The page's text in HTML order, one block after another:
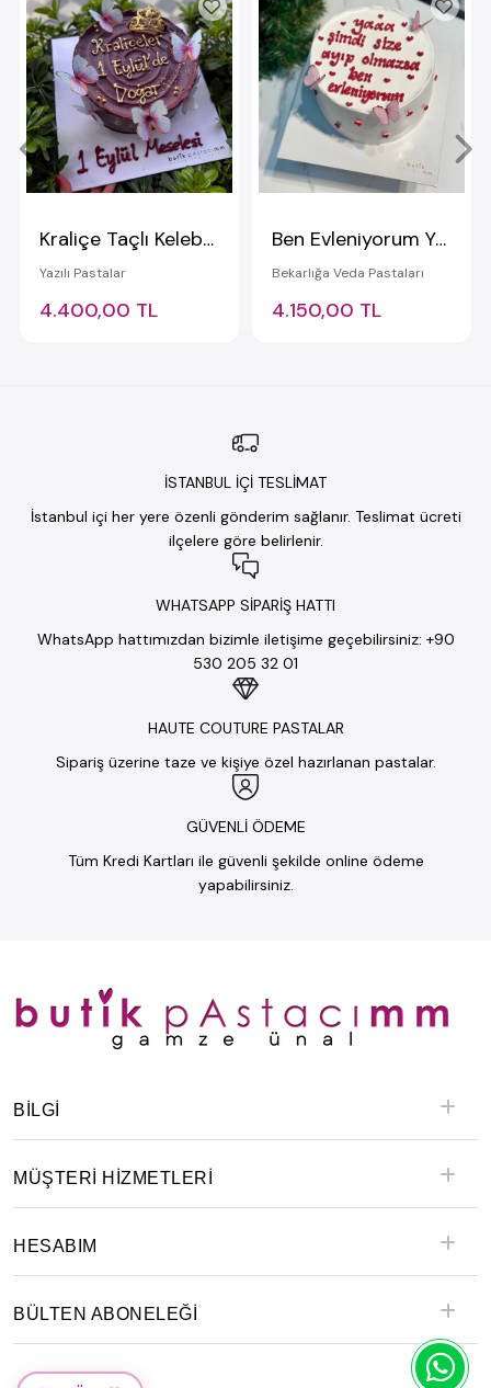
Kraliçe Taçlı Kelebekli Yazılı Pasta
Yazılı Pastalar
4.400,00 TL
Ben Evleniyorum Yazılı Kelebekli Bekarlığa Veda Pastası
Bekarlığa Veda Pastaları
4.150,00 TL
İSTANBUL İÇİ TESLİMAT
İstanbul içi her yere özenli gönderim sağlanır. Teslimat ücreti
ilçelere göre belirlenir.
WHATSAPP SİPARİŞ HATTI
WhatsApp hattımızdan bizimle iletişime geçebilirsiniz: +90
530 205 32 01
HAUTE COUTURE PASTALAR
Sipariş üzerine taze ve kişiye özel hazırlanan pastalar.
GÜVENLİ ÖDEME
Tüm Kredi Kartları ile güvenli şekilde online ödeme
yapabilirsiniz.
BILGI
MÜŞTERİ HİZMETLERİ
HESABIM
BÜLTEN ABONELEĞİ